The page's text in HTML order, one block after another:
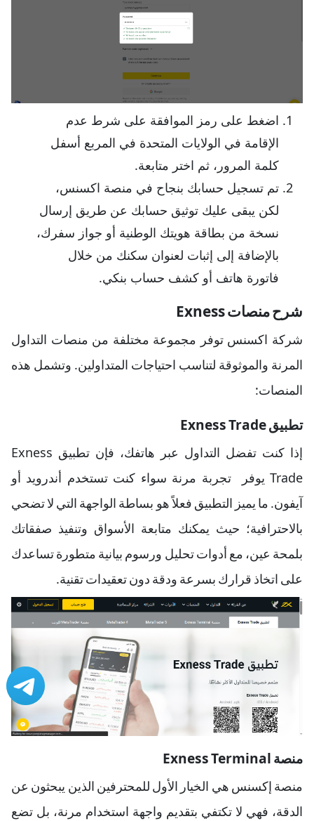
اضغط على رمز الموافقة على شرط عدم
الإقامة في الولايات المتحدة في المربع أسفل
كلمة المرور، ثم اختر متابعة.
تم تسجيل حسابك بنجاح في منصة اكسنس،
لكن يبقى عليك توثيق حسابك عن طريق إرسال
نسخة من بطاقة هويتك الوطنية أو جواز سفرك،
بالإضافة إلى إثبات لعنوان سكنك من خلال
فاتورة هاتف أو كشف حساب بنكي.
شرح منصات Exness
شركة اكسنس توفر مجموعة مختلفة من منصات التداول
المرنة والموثوقة لتناسب احتياجات المتداولين. وتشمل هذه
المنصات:
تطبيق Exness Trade
إذا كنت تفضل التداول عبر هاتفك، فإن تطبيق Exness
Trade يوفر تجربة مرنة سواء كنت تستخدم أندرويد أو
آيفون. ما يميز التطبيق فعلاً هو بساطة الواجهة التي لا تضحي
بالاحترافية؛ حيث يمكنك متابعة الأسواق وتنفيذ صفقاتك
بلمحة عين، مع أدوات تحليل ورسوم بيانية متطورة تساعدك
على اتخاذ قرارك بسرعة ودقة دون تعقيدات تقنية.
منصة Exness Terminal
منصة إكسنس هي الخيار الأول للمحترفين الذين يبحثون عن
الدقة، فهي لا تكتفي بتقديم واجهة استخدام مرنة، بل تضع